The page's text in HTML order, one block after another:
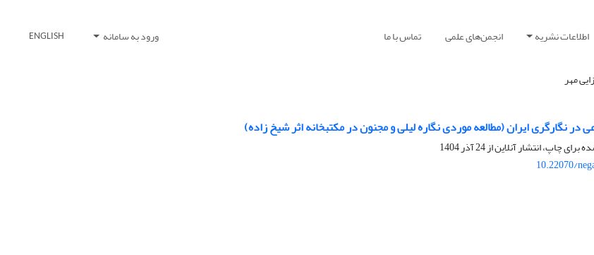
اطلاعات نشریه انجمن‌های علمی تماس با ما ورود به سامانه ENGLISH
مهر
در نگارگری ایران (مطالعه موردی نگاره لیلی و مجنون در مکتبخانه اثر شیخ زاده)
برای چاپ، انتشار آنلاین از24 آذر 1404
10.22070/